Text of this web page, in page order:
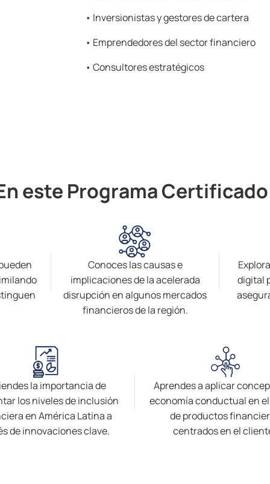
• Inversionistas y gestores de cartera
• Emprendedores del sector financiero
• Consultores estratégicos
este Programa
Conoces las causas e
implicaciones de la acelerada
disrupción en algunos mercados
financieros de la región.
digital
la importancia de
los niveles de inclusión
en América Latina a
de innovaciones clave.
Aprendes a aplicar
economía conductual en
de productos
centrados en el